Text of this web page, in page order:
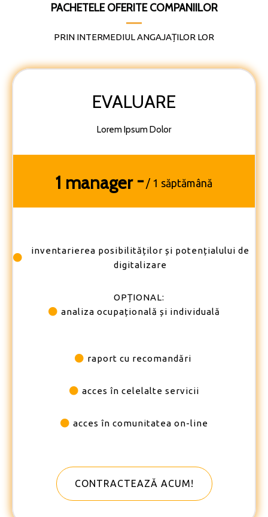
PACHETELE OFERITE COMPANIILOR
PRIN INTERMEDIUL ANGAJAȚILOR LOR
EVALUARE
Lorem Ipsum Dolor
1 manager - / 1 săptămână
inventarierea posibilităților și potențialului de
digitalizare
OPȚIONAL:
analiza ocupațională și individuală
raport cu recomandări
acces în celelalte servicii
acces în comunitatea on-line
CONTRACTEAZĂ ACUM!